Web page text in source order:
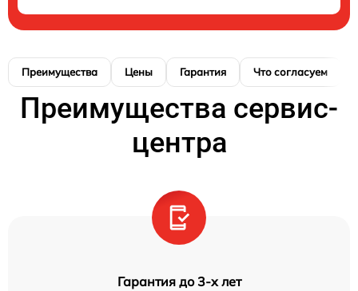
Преимущества Цены Гарантия Что согласуем
Преимущества сервис-
центра
Гарантия до 3-х лет